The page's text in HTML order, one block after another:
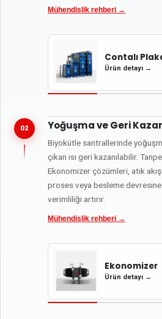
Mühendislik rehberi →
Contalı
Ürün detayı →
02 Yoğuşma ve Geri
Biyokütle santrallerinde
çıkan ısı geri kazanılabilir.
Ekonomizer çözümleri, atık
proses veya besleme
verimliliği artırır.
Mühendislik rehberi →
Ekonomizer
Ürün detayı →